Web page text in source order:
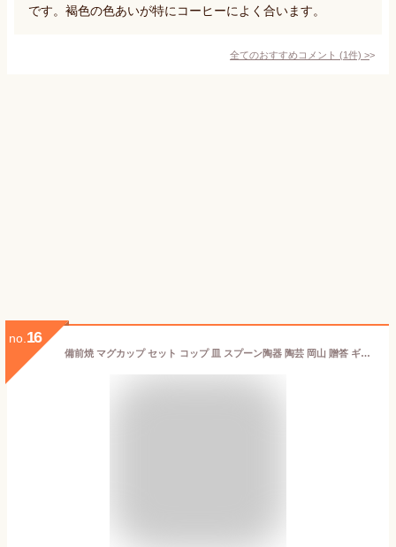
です。褐色の色あいが特にコーヒーによく合います。
全てのおすすめコメント (1件) >
no. 16
備前焼 マグカップ セット コップ 皿 スプーン陶器 陶芸 岡山 贈答 ギフト プレゼント カップ